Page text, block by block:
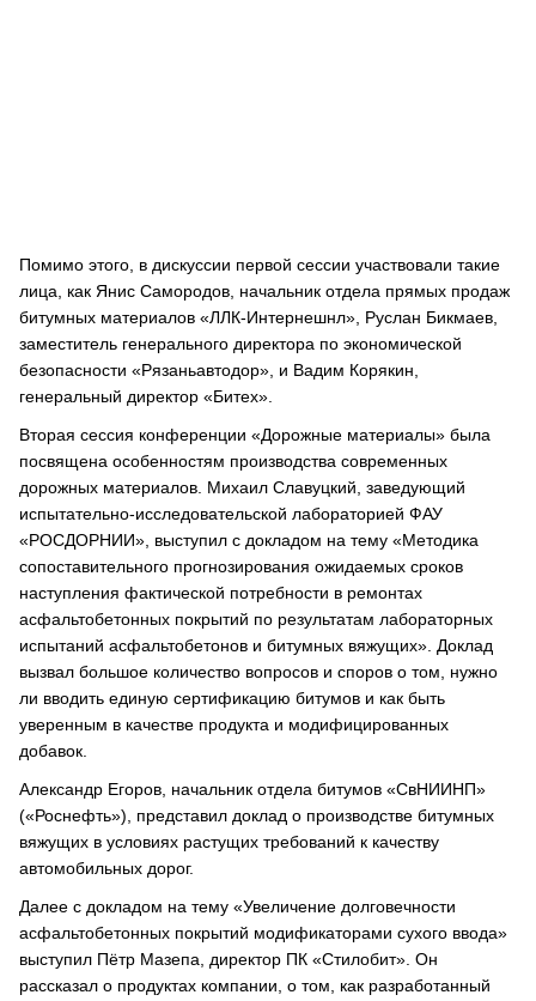
Помимо этого, в дискуссии первой сессии участвовали такие
лица, как Янис Самородов, начальник отдела прямых продаж
битумных материалов «ЛЛК-Интернешнл», Руслан Бикмаев,
заместитель генерального директора по экономической
безопасности «Рязаньавтодор», и Вадим Корякин,
генеральный директор «Битех».
Вторая сессия конференции «Дорожные материалы» была
посвящена особенностям производства современных
дорожных материалов. Михаил Славуцкий, заведующий
испытательно-исследовательской лабораторией ФАУ
«РОСДОРНИИ», выступил с докладом на тему «Методика
сопоставительного прогнозирования ожидаемых сроков
наступления фактической потребности в ремонтах
асфальтобетонных покрытий по результатам лабораторных
испытаний асфальтобетонов и битумных вяжущих». Доклад
вызвал большое количество вопросов и споров о том, нужно
ли вводить единую сертификацию битумов и как быть
уверенным в качестве продукта и модифицированных
добавок.
Александр Егоров, начальник отдела битумов «СвНИИНП»
(«Роснефть»), представил доклад о производстве битумных
вяжущих в условиях растущих требований к качеству
автомобильных дорог.
Далее с докладом на тему «Увеличение долговечности
асфальтобетонных покрытий модификаторами сухого ввода»
выступил Пётр Мазепа, директор ПК «Стилобит». Он
рассказал о продуктах компании, о том, как разработанный